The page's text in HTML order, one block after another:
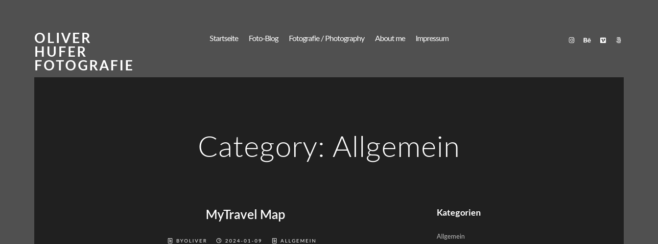
OLIVER
HUFER
FOTOGRAFIE
Startseite Foto-Blog Fotografie / Photography About me Impressum
Category: Allgemein
MyTravel Map
BYOLIVER 2024-01-09 ALLGEMEIN
Kategorien
Allgemein